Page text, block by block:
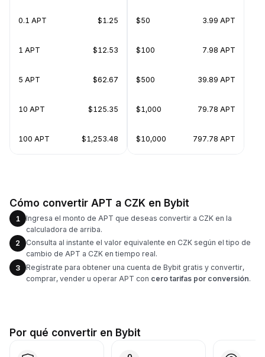
0.1 APT $1.25
1 APT $12.53
5 APT $62.67
10 APT $125.35
100 APT $1,253.48
$50 3.99 APT
$100 7.98 APT
$500 39.89 APT
$1,000 79.78 APT
$10,000 797.78 APT
Cómo convertir APT a CZK en Bybit
1
Ingresa el monto de APT que deseas convertir a CZK en la
calculadora de arriba.
2
Consulta al instante el valor equivalente en CZK según el tipo de
cambio de APT a CZK en tiempo real.
3
Regístrate para obtener una cuenta de Bybit gratis y convertir,
comprar, vender u operar APT con cero tarifas por conversión.
Por qué convertir en Bybit